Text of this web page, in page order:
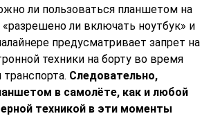
ли пользоваться планшетом на
«разрешено ли включать ноутбук» и
предусматривает запрет на
техники на борту во время
Следовательно,
в самолёте, как и любой
техникой в эти моменты